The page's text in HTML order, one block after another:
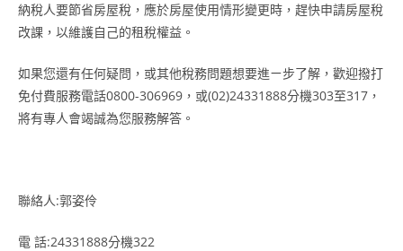
納稅人要節省房屋稅，應於房屋使用情形變更時，趕快申請房屋稅
改課，以維護自己的租稅權益。
如果您還有任何疑問，或其他稅務問題想要進ㄧ步了解，歡迎撥打
免付費服務電話0800-306969，或(02)24331888分機303至317，
將有專人會竭誠為您服務解答。
聯絡人:郭姿伶
電 話:24331888分機322